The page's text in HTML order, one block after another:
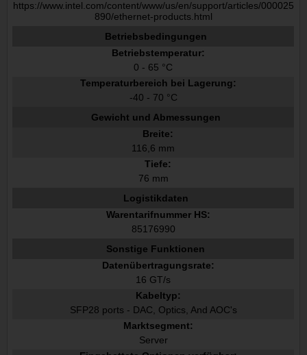
https://www.intel.com/content/www/us/en/support/articles/000025
890/ethernet-products.html
Betriebsbedingungen
Betriebstemperatur:
0 - 65 °C
Temperaturbereich bei Lagerung:
-40 - 70 °C
Gewicht und Abmessungen
Breite:
116,6 mm
Tiefe:
76 mm
Logistikdaten
Warentarifnummer HS:
85176990
Sonstige Funktionen
Datenübertragungsrate:
16 GT/s
Kabeltyp:
SFP28 ports - DAC, Optics, And AOC's
Marktsegment:
Server